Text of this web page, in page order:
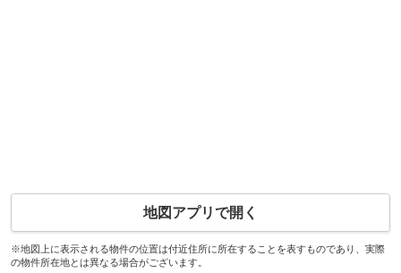
地図アプリで開く
※地図上に表示される物件の位置は付近住所に所在することを表すものであり、実際
の物件所在地とは異なる場合がございます。